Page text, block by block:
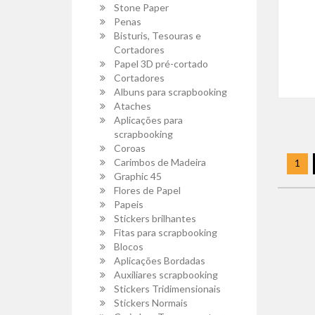
Stone Paper
Penas
Bisturis, Tesouras e
Cortadores
Papel 3D pré-cortado
Cortadores
Albuns para scrapbooking
Ataches
Aplicações para
scrapbooking
Coroas
Carimbos de Madeira
Graphic 45
Flores de Papel
Papeis
Stickers brilhantes
Fitas para scrapbooking
Blocos
Aplicações Bordadas
Auxiliares scrapbooking
Stickers Tridimensionais
Stickers Normais
1